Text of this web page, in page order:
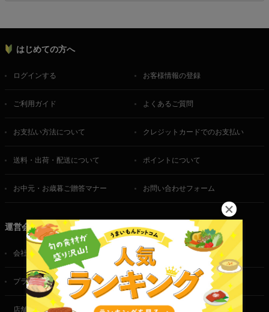
はじめての方へ
ログインする お客様情報の登録
ご利用ガイド よくあるご質問
お支払い方法について クレジットカードでのお支払い
送料・出荷・配送について ポイントについて
お中元・お歳暮ご贈答マナー お問い合わせフォーム
運営会社
会社概要 ご利用規約
プライバシーポリシー 特定商取引法に基づく表記
店舗・法人・生産者様